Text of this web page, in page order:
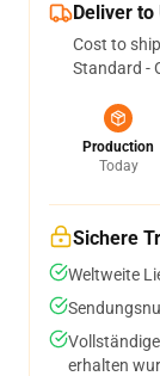
Deliver
Cost to
Standard -
Production
Today
Sichere
Weltweite
erhalten